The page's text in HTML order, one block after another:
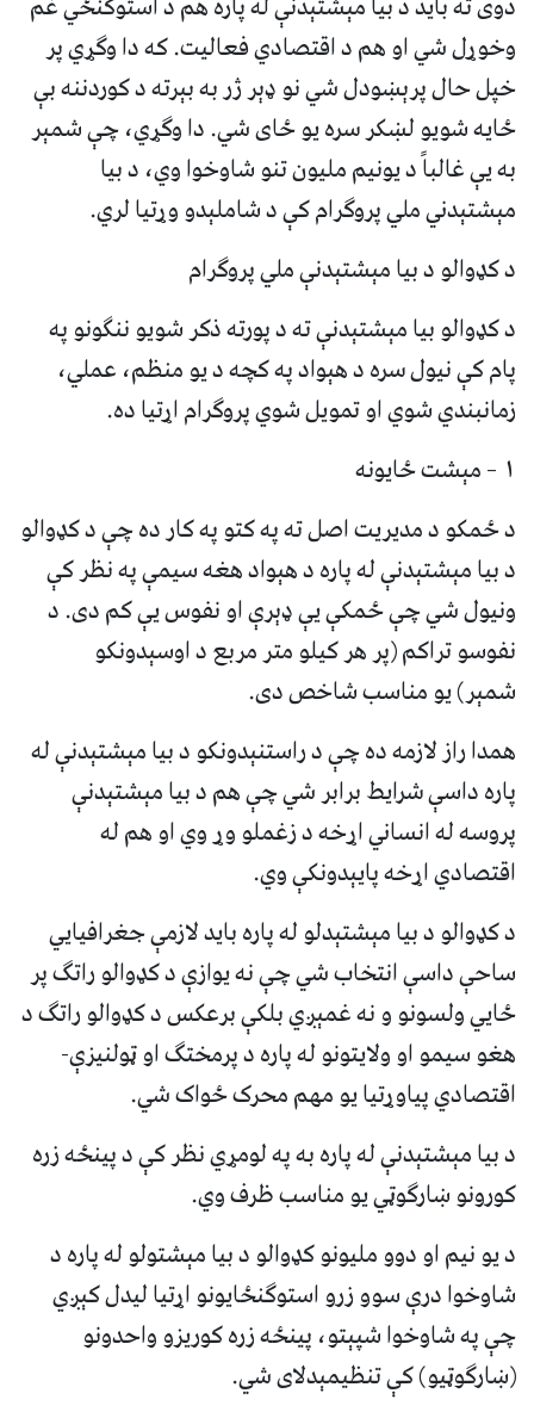
وخوړل شي او هم د اقتصادي فعالیت. که دا وګړي پر
خپل حال پرېښودل شي نو ډېر ژر به بېرته د کوردننه بې
ځایه شویو لښکر سره یو ځای شي. دا وګړي، چې شمېر
به یې غالباً د یونیم ملیون تنو شاوخوا وي، د بیا
مېشتېدني ملي پروګرام کې د شاملېدو وړتیا لري.
د کډوالو د بیا مېشتېدنې ملي پروګرام
د کډوالو بیا مېشتېدنې ته د پورته ذکر شویو ننګونو په
پام کې نیول سره د هېواد په کچه د یو منظم، عملي،
زمانبندي شوي او تمویل شوي پروګرام اړتیا ده.
۱ – مېشت ځایونه
د ځمکو د مدیریت اصل ته په کتو په کار ده چې د کډوالو
د بیا مېشتېدنې له پاره د هېواد هغه سیمې په نظر کې
ونیول شي چې ځمکې یې ډېرې او نفوس یې کم دی. د
نفوسو تراکم (پر هر کیلو متر مربع د اوسېدونکو
شمېر) یو مناسب شاخص دی.
همدا راز لازمه ده چې د راستنېدونکو د بیا مېشتېدنې له
پاره داسې شرایط برابر شي چې هم د بیا مېشتېدنې
پروسه له انساني اړخه د زغملو وړ وي او هم له
اقتصادي اړخه پایېدونکې وي.
د کډوالو د بیا مېشتېدلو له پاره باید لازمې جغرافیایي
ساحې داسې انتخاب شي چې نه یوازې د کډوالو راتګ پر
ځایي ولسونو و نه غمېږي بلکې برعکس د کډوالو راتګ د
هغو سیمو او ولایتونو له پاره د پرمختګ او ټولنیزې-
اقتصادي پیاوړتیا یو مهم محرک ځواک شي.
د بیا مېشتېدنې له پاره به په لومړي نظر کې د پینځه زره
کورونو ښارګوټي یو مناسب ظرف وي.
د یو نیم او دوو ملیونو کډوالو د بیا مېشتولو له پاره د
شاوخوا درې سوو زرو استوګنځایونو اړتیا لیدل کېږي
چې په شاوخوا شپېتو، پینځه زره کوریزو واحدونو
(ښارګوټیو) کې تنظیمېدلای شي.